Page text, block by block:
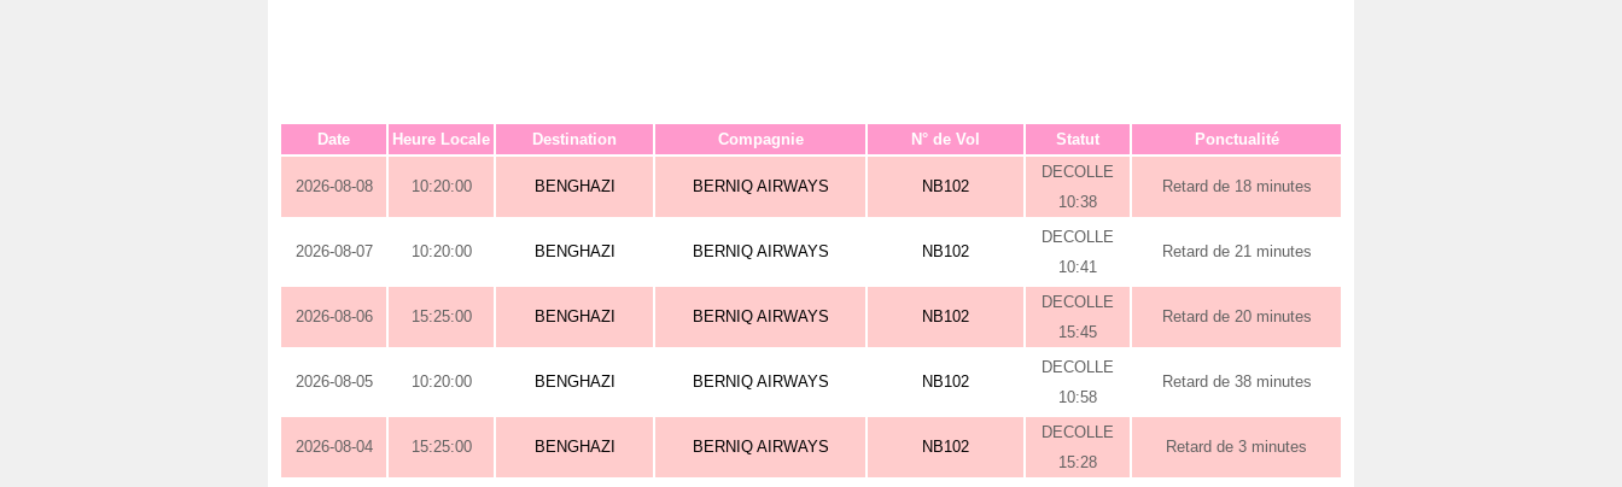
Date Heure Locale Destination Compagnie N° de Vol Statut Ponctualité
2026-08-08 10:20:00 BENGHAZI BERNIQ AIRWAYS NB102
DECOLLE
10:38
Retard de 18 minutes
2026-08-07 10:20:00 BENGHAZI BERNIQ AIRWAYS NB102
DECOLLE
10:41
Retard de 21 minutes
2026-08-06 15:25:00 BENGHAZI BERNIQ AIRWAYS NB102
DECOLLE
15:45
Retard de 20 minutes
2026-08-05 10:20:00 BENGHAZI BERNIQ AIRWAYS NB102
DECOLLE
10:58
Retard de 38 minutes
2026-08-04 15:25:00 BENGHAZI BERNIQ AIRWAYS NB102
DECOLLE
15:28
Retard de 3 minutes